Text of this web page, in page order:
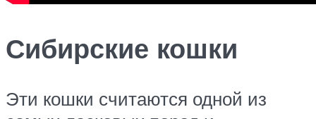
Сибирские кошки
Эти кошки считаются одной из